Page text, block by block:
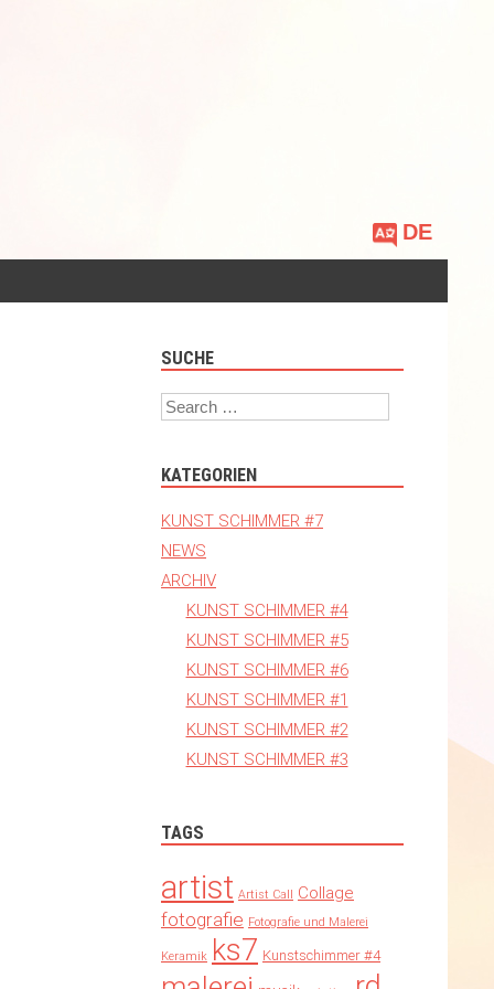
Sprache
auswählen
SUCHE
Search
KATEGORIEN
KUNST SCHIMMER #7
NEWS
ARCHIV
KUNST SCHIMMER #4
KUNST SCHIMMER #5
KUNST SCHIMMER #6
KUNST SCHIMMER #1
KUNST SCHIMMER #2
KUNST SCHIMMER #3
TAGS
artist Artist Call Collage
fotografie Fotografie und Malerei
Keramik ks7 Kunstschimmer #4